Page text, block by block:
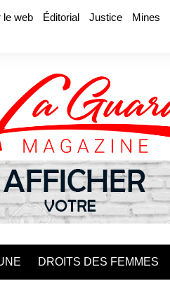
le web Éditorial Justice Mines
DROITS DES FEMMES